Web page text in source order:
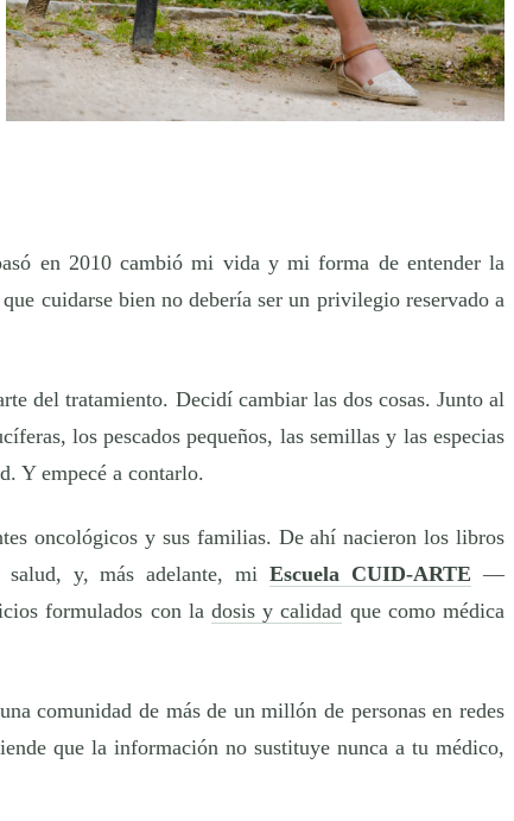
en 2010 cambió mi vida y mi forma de entender la
cuidarse bien no debería ser un privilegio reservado a
del tratamiento. Decidí cambiar las dos cosas. Junto al
los pescados pequeños, las semillas y las especias
Y empecé a contarlo.
oncológicos y sus familias. De ahí nacieron los libros
salud, y, más adelante, miEscuela CUID-ARTE —
formulados con la dosis y calidad que como médica
comunidad de más de un millón de personas en redes
que la información no sustituye nunca a tu médico,